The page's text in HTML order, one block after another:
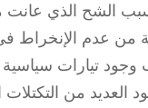
الشح الذي عانت
من عدم الإنخراط
وجود تيارات سياسية
العديد من التكتلات